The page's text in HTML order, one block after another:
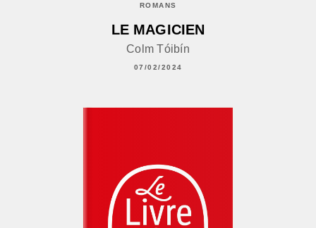
ROMANS
LE MAGICIEN
Colm Tóibín
07/02/2024